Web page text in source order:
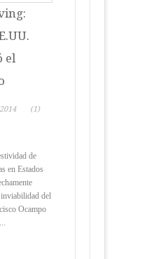
el
(1)
de
en Estados
del
Ocampo